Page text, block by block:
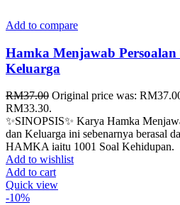
Add to compare
Hamka Menjawab
Keluarga
RM37.00 Original price was:
RM33.30.
✨SINOPSIS✨ Karya Hamka
dan Keluarga ini sebenarnya berasal
HAMKA iaitu 1001 Soal Kehidupan.
Add to wishlist
Add to cart
Quick view
-10%